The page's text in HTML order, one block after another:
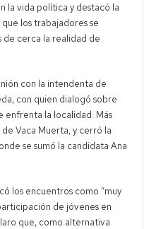
la vida política y destacó la
los trabajadores se
de cerca la realidad de
con la intendenta de
con quien dialogó sobre
enfrenta la localidad. Más
Vaca Muerta, y cerró la
se sumó la candidata Ana
los encuentros como “muy
de jóvenes en
que, como alternativa